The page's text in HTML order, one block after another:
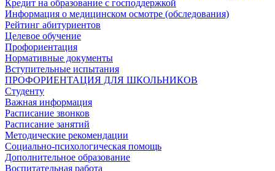
Кредит на образование с господдержкой
Информация о медицинском осмотре (обследования)
Рейтинг абитуриентов
Целевое обучение
Профориентация
Нормативные документы
Вступительные испытания
ПРОФОРИЕНТАЦИЯ ДЛЯ ШКОЛЬНИКОВ
Студенту
Важная информация
Расписание звонков
Расписание занятий
Методические рекомендации
Социально-психологическая помощь
Дополнительное образование
Воспитательная работа